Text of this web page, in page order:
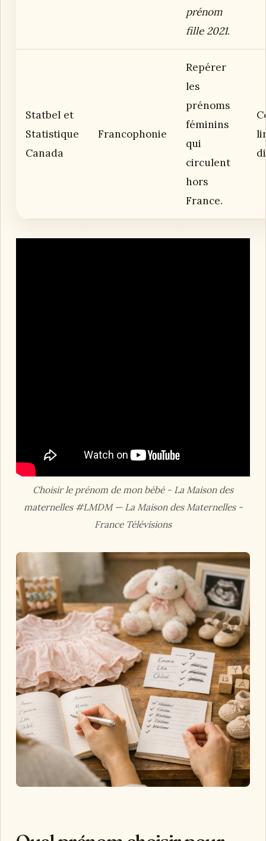
prénom
fille 2021.
Statbel et
Statistique
Canada
Francophonie
Repérer
les
prénoms
féminins
qui
circulent
hors
France.
Choisir le prénom de mon bébé - La Maison des
maternelles #LMDM — La Maison des Maternelles -
France Télévisions